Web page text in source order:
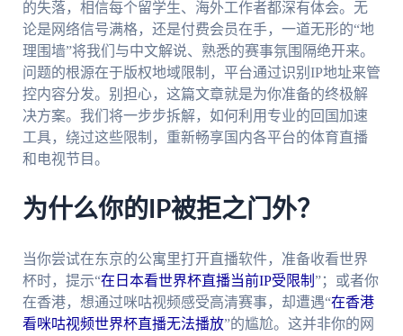
的失落，相信每个留学生、海外工作者都深有体会。无
论是网络信号满格，还是付费会员在手，一道无形的“地
理围墙”将我们与中文解说、熟悉的赛事氛围隔绝开来。
问题的根源在于版权地域限制，平台通过识别IP地址来管
控内容分发。别担心，这篇文章就是为你准备的终极解
决方案。我们将一步步拆解，如何利用专业的回国加速
工具，绕过这些限制，重新畅享国内各平台的体育直播
和电视节目。
为什么你的IP被拒之门外？
当你尝试在东京的公寓里打开直播软件，准备收看世界
杯时，提示“在日本看世界杯直播当前IP受限制 ”；或者你
在香港，想通过咪咕视频感受高清赛事，却遭遇“在香港
看咪咕视频世界杯直播无法播放”的尴尬。这并非你的网